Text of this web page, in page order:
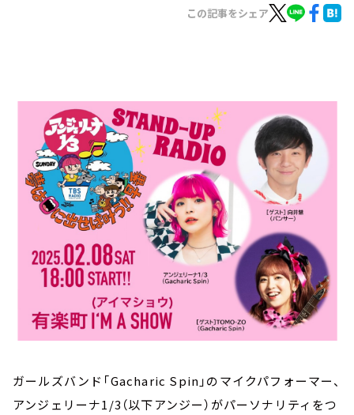
お知らせ
イベント・グッズ
YouTube
会社情報
この記事をシェア
ガールズバンド「Gacharic Spin」のマイクパフォーマー、
アンジェリーナ1/3（以下アンジー）がパーソナリティをつ